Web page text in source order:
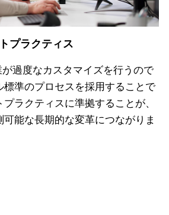
プラクティス
が過度なカスタマイズを行うので
標準のプロセスを採用することで
ラクティスに準拠することが、
能な長期的な変革につながりま